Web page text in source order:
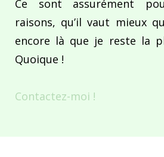
Ce sont assurément
raisons, qu’il vaut mieux
encore là que je reste la
Quoique !
Contactez-moi !